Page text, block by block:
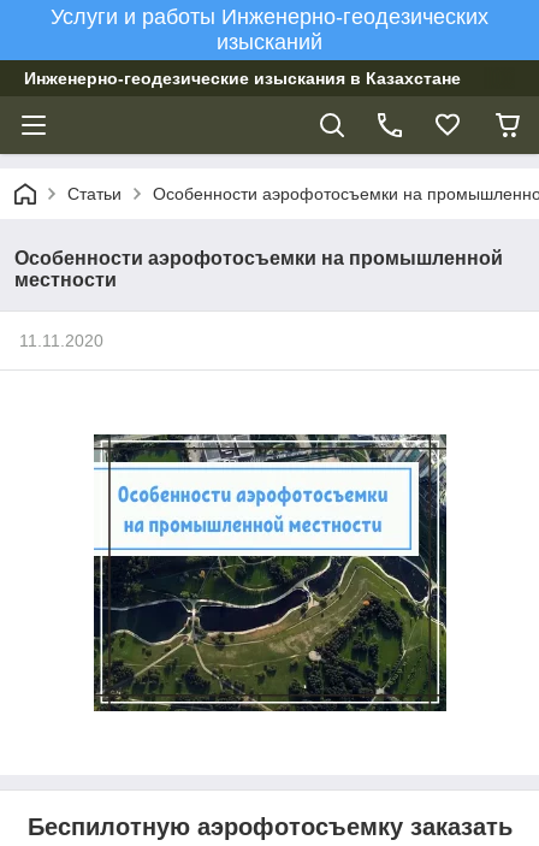
Услуги и работы Инженерно-геодезических
изысканий
Инженерно-геодезические изыскания в Казахстане
Статьи Особенности аэрофотосъемки на
Особенности аэрофотосъемки на промышленной
местности
11.11.2020
Беспилотную аэрофотосъемку заказать